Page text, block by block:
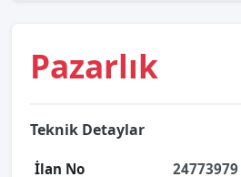
Pazarlık
Teknik Detaylar
İlan No 24773979